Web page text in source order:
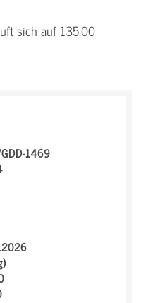
sich auf 135,00
1469